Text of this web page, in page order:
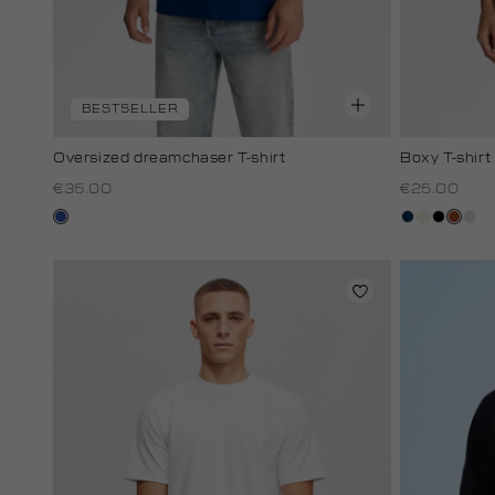
BESTSELLER
Oversized dreamchaser T-shirt
€35.00
kobaltblauw
Boxy T-shirt
€25.00
wit,
white
zwart
bruin